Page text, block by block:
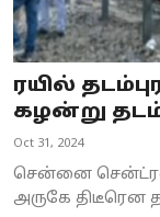
ரயில்
கழன்று
Oct 31, 2024
சென்னை
அருகே திடீரென